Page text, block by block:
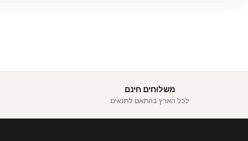
משלוחים חינם
לכל הארץ בהתאם לתנאים